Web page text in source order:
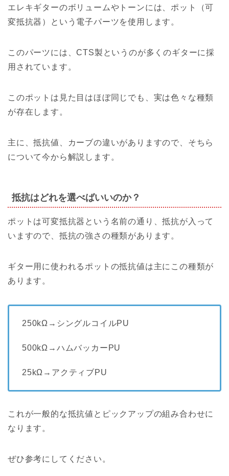
エレキギターのボリュームやトーンには、ポット（可
変抵抗器）という電子パーツを使用します。
このパーツには、CTS製というのが多くのギターに採
用されています。
このポットは見た目はほぼ同じでも、実は色々な種類
が存在します。
主に、抵抗値、カーブの違いがありますので、そちら
について今から解説します。
抵抗はどれを選べばいいのか？
ポットは可変抵抗器という名前の通り、抵抗が入って
いますので、抵抗の強さの種類があります。
ギター用に使われるポットの抵抗値は主にこの種類が
あります。
250kΩ→シングルコイルPU
500kΩ→ハムバッカーPU
25kΩ→アクティブPU
これが一般的な抵抗値とピックアップの組み合わせに
なります。
ぜひ参考にしてください。